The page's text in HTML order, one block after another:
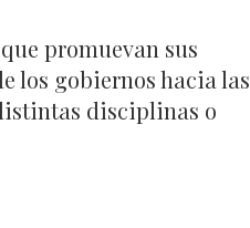
promuevan sus
los gobiernos hacia las
disciplinas o